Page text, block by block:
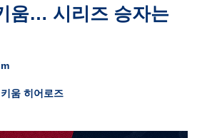
움… 시리즈 승자는
키움 히어로즈